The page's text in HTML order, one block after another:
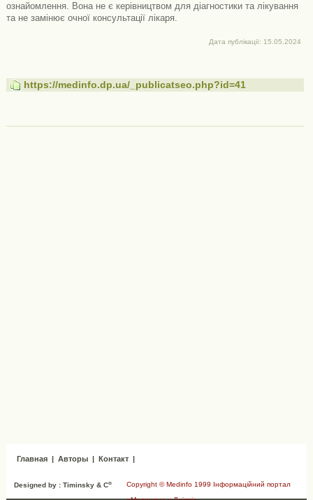
ознайомлення. Вона не є керівництвом для діагностики та лікування
та не замінює очної консультації лікаря.
Дата публікації: 15.05.2024
https://medinfo.dp.ua/_publicatseo.php?id=41
Главная | Авторы | Контакт |
Copyright © Medinfo 1999 Інформаційний портал
Designed by : Timinsky & Co